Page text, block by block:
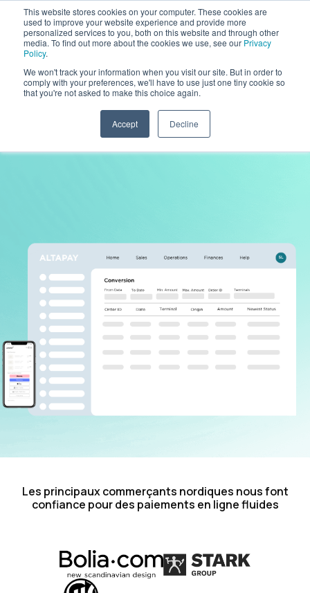
This website stores cookies on your computer. These cookies are
used to improve your website experience and provide more
personalized services to you, both on this website and through other
media. To find out more about the cookies we use, see our Privacy
Policy.
We won't track your information when you visit our site. But in order to
comply with your preferences, we'll have to use just one tiny cookie so
that you're not asked to make this choice again.
Accept Decline
Les principaux commerçants nordiques nous font
confiance pour des paiements en ligne fluides